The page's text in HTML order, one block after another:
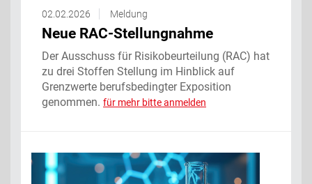
02.02.2026 Meldung
Neue RAC-Stellungnahme
Der Ausschuss für Risikobeurteilung (RAC) hat
zu drei Stoffen Stellung im Hinblick auf
Grenzwerte berufsbedingter Exposition
genommen. für mehr bitte anmelden